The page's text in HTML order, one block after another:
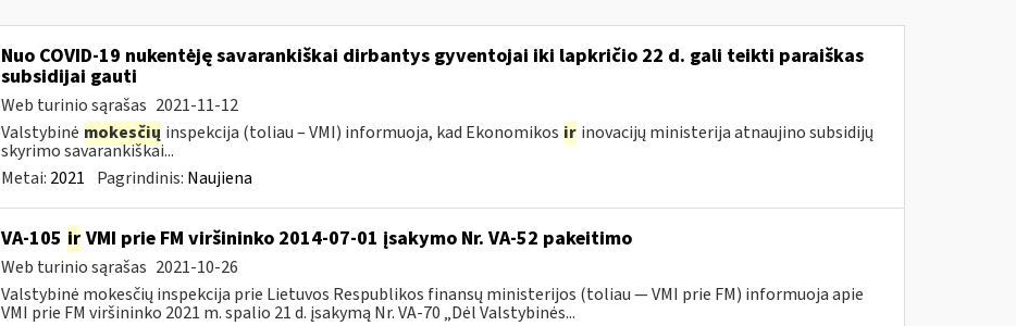
Nuo COVID-19 nukentėję savarankiškai dirbantys gyventojai iki lapkričio 22 d. gali teikti paraiškas
subsidijai gauti
Web turinio sąrašas 2021-11-12
Valstybinė mokesčių inspekcija (toliau – VMI) informuoja, kad Ekonomikos ir inovacijų ministerija atnaujino subsidijų
skyrimo savarankiškai...
Metai: 2021 Pagrindinis: Naujiena
VA-105 irVMI prie FM viršininko 2014-07-01 įsakymo Nr. VA-52 pakeitimo
Web turinio sąrašas 2021-10-26
Valstybinė mokesčių inspekcija prie Lietuvos Respublikos finansų ministerijos (toliau ― VMI prie FM) informuoja apie
VMI prie FM viršininko 2021 m. spalio 21 d. įsakymą Nr. VA-70 „Dėl Valstybinės...